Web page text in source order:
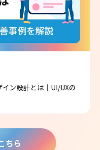
ン設計とは｜UI/UXの
ちら